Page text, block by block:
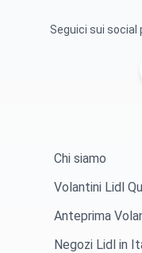
Seguici sui social
Chi siamo
Volantini Lidl
Anteprima
Negozi Lidl in